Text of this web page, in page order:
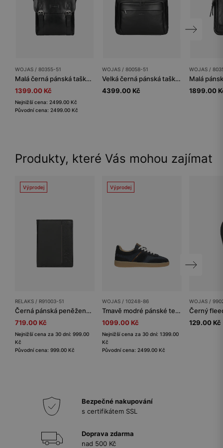
WOJAS / 80355-51
Malá černá pánská taška z hladké kůže
1399.00 Kč
Nejnižší cena: 2499.00 Kč
Původní cena: 2499.00 Kč
WOJAS / 80058-51
Velká černá pánská taška s množstvím kapes
4399.00 Kč
WOJAS /
1899.00
Produkty, které Vás mohou zajímat
Výprodej
RELAKS / R91003-51
Černá pánská peněženka na výšku RELAKS
719.00 Kč
Nejnižší cena za 30 dní: 999.00
Kč
Původní cena: 999.00 Kč
Výprodej
WOJAS / 10248-86
Tmavě modré pánské tenisky na šněrování
1099.00 Kč
Nejnižší cena za 30 dní: 1399.00
Kč
Původní cena: 2499.00 Kč
WOJAS /
Černý
129.00 Kč
Bezpečné nakupování
s certifikátem SSL
Doprava zdarma
nad 500 Kč